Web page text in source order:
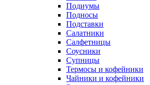
Подиумы
Подносы
Подставки
Салатники
Салфетницы
Соусники
Супницы
Термосы и кофейники
Чайники и кофейники